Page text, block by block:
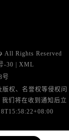
All Rights Reserved
-30 | XML
号
权、名誉权等侵权问
们将在收到通知后立